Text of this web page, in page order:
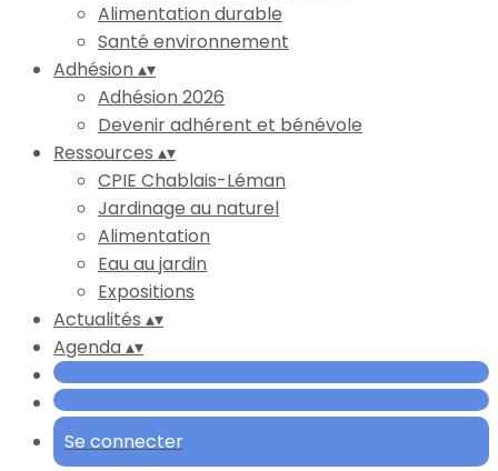
Alimentation durable
Santé environnement
Adhésion▴▾
Adhésion 2026
Devenir adhérent et bénévole
Ressources ▴▾
CPIE Chablais-Léman
Jardinage au naturel
Alimentation
Eau au jardin
Expositions
Actualités ▴▾
Agenda▴▾
Se connecter